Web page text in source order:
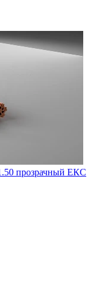
прозрачный ЕКС